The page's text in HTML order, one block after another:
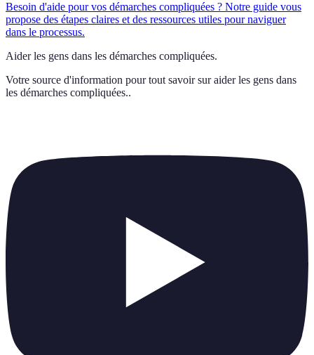
Besoin d'aide pour vos démarches compliquées ? Notre guide vous
propose des étapes claires et des ressources utiles pour naviguer
dans le processus.
Aider les gens dans les démarches compliquées.
Votre source d'information pour tout savoir sur aider les gens dans
les démarches compliquées..